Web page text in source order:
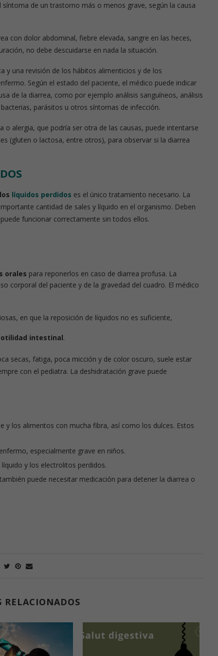
de un trastorno más o menos grave, según la causa
con dolor abdominal, fiebre elevada, sangre en las heces,
no debe descuidarse en nada la situación.
y una revisión de los hábitos alimenticios y de los
Según el estado del paciente, el médico puede indicar
de la diarrea, como por ejemplo análisis sanguíneos, análisis
parásitos u otros síntomas de infección.
alergia, que podría ser otra de las causas, puede intentarse
(gluten o lactosa, entre otros), para observar si la diarrea
líquidos perdidos es el único tratamiento necesario. La
cantidad de sales y líquido en el organismo. Deben
funcionar correctamente sin todos ellos.
orales para reponerlos en caso de diarrea profusa. La
corporal del paciente y de la gravedad del cuadro. El médico
en que la reposición de líquidos no es suficiente,
intestinal.
secas, fatiga, poca micción y de color oscuro, suele estar
con el pediatra. La deshidratación grave puede
y los alimentos con mucha fibra, así como los dulces. Estos
especialmente grave en niños.
y los electrolitos perdidos.
puede necesitar medicación para detener la diarrea o
RELACIONADOS
Píldoras de nutrición